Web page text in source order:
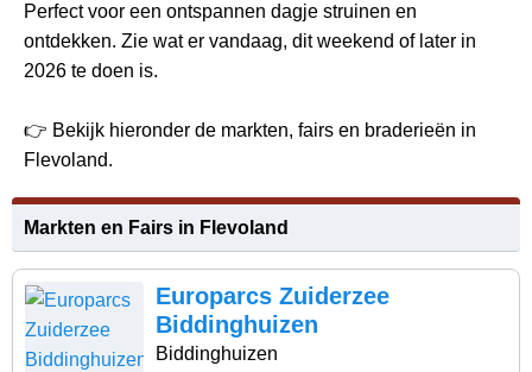
Perfect voor een ontspannen dagje struinen en
ontdekken. Zie wat er vandaag, dit weekend of later in
2026 te doen is.
👉 Bekijk hieronder de markten, fairs en braderieën in
Flevoland.
Markten en Fairs in Flevoland
Europarcs Zuiderzee
Biddinghuizen
Biddinghuizen